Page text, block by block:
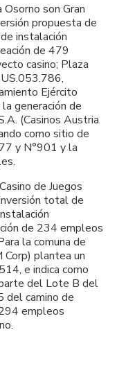
son Gran
propuesta de
instalación
de 479
casino; Plaza
Ejército
generación de
(Casinos Austria
como sitio de
y N°901 y la
de Juegos
total de
de 234 empleos
la comuna de
plantea un
e indica como
del Lote B del
del camino de
empleos